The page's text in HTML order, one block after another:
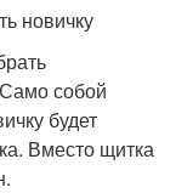
новичку
собой
будет
Вместо щитка